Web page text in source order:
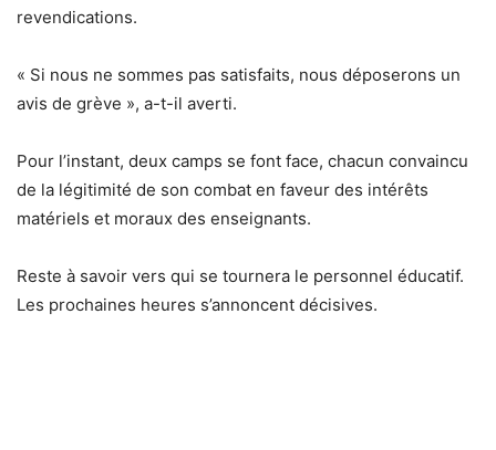
revendications.
« Si nous ne sommes pas satisfaits, nous déposerons un
avis de grève », a-t-il averti.
Pour l’instant, deux camps se font face, chacun convaincu
de la légitimité de son combat en faveur des intérêts
matériels et moraux des enseignants.
Reste à savoir vers qui se tournera le personnel éducatif.
Les prochaines heures s’annoncent décisives.